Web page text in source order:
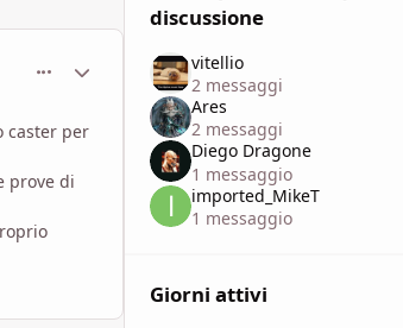
comment_448211
Statistiche Autore
caster per
prove di
discussione
vitellio
2 messaggi
Ares
2 messaggi
Diego Dragone
1 messaggio
imported_MikeT
1 messaggio
Giorni attivi